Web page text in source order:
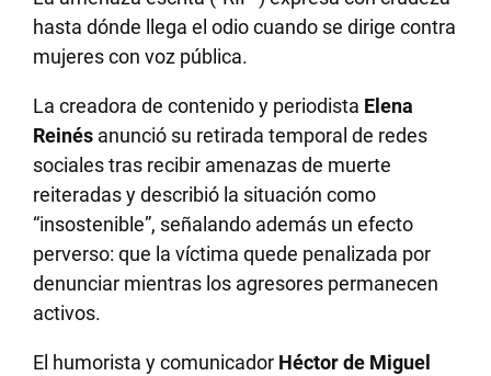
hasta dónde llega el odio cuando se dirige contra
mujeres con voz pública.
La creadora de contenido y periodista Elena
Reinés anunció su retirada temporal de redes
sociales tras recibir amenazas de muerte
reiteradas y describió la situación como
“insostenible”, señalando además un efecto
perverso: que la víctima quede penalizada por
denunciar mientras los agresores permanecen
activos.
El humorista y comunicador Héctor de Miguel